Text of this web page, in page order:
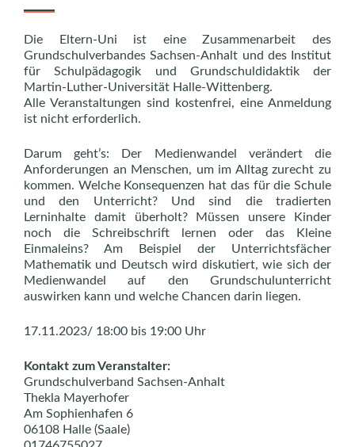
Die Eltern-Uni ist eine Zusammenarbeit des
Grundschulverbandes Sachsen-Anhalt und des Institut
für Schulpädagogik und Grundschuldidaktik der
Martin-Luther-Universität Halle-Wittenberg.
Alle Veranstaltungen sind kostenfrei, eine Anmeldung
ist nicht erforderlich.
Darum geht’s: Der Medienwandel verändert die
Anforderungen an Menschen, um im Alltag zurecht zu
kommen. Welche Konsequenzen hat das für die Schule
und den Unterricht? Und sind die tradierten
Lerninhalte damit überholt? Müssen unsere Kinder
noch die Schreibschrift lernen oder das Kleine
Einmaleins? Am Beispiel der Unterrichtsfächer
Mathematik und Deutsch wird diskutiert, wie sich der
Medienwandel auf den Grundschulunterricht
auswirken kann und welche Chancen darin liegen.
17.11.2023/ 18:00 bis 19:00 Uhr
Kontakt zum Veranstalter:
Grundschulverband Sachsen-Anhalt
Thekla Mayerhofer
Am Sophienhafen 6
06108 Halle (Saale)